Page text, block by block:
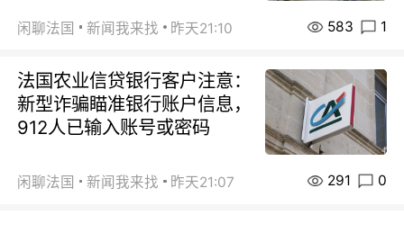
闲聊法国 新闻我来找 昨天21:10 583 1
法国农业信贷银行客户注意：
新型诈骗瞄准银行账户信息，
912人已输入账号或密码
闲聊法国 新闻我来找 昨天21:07 291 0